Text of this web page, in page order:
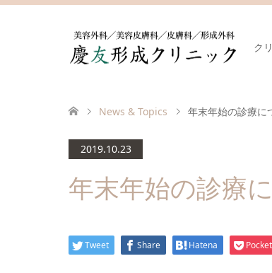
ク
News & Topics 年末年始の診療に
2019.10.23
年末年始の診療
Tweet Share Hatena Pocket